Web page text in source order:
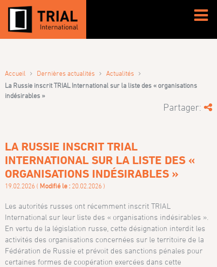
Accueil › Dernières actualités › Actualités ›
La Russie inscrit TRIAL International sur la liste des « organisations
indésirables »
Partager:
LA RUSSIE INSCRIT TRIAL
INTERNATIONAL SUR LA LISTE DES «
ORGANISATIONS INDÉSIRABLES »
19.02.2026 ( Modifié le : 20.02.2026 )
Les autorités russes ont récemment inscrit TRIAL
International sur leur liste des « organisations indésirables ».
En vertu de la législation russe, cette désignation interdit les
activités des organisations concernées sur le territoire de la
Fédération de Russie et prévoit des sanctions pénales pour
certaines formes de coopération exercées dans cette